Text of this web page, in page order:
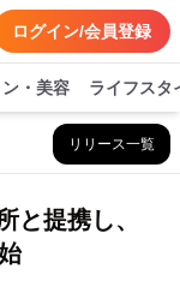
ログイン/会員登録
・美容 ライフスタ
リリース一覧
と提携し、